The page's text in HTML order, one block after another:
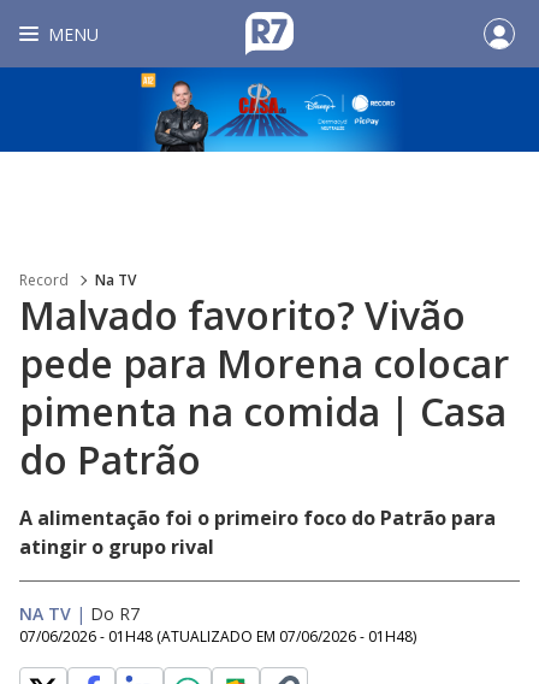
MENU
Record Na TV
Malvado favorito? Vivão
pede para Morena colocar
pimenta na comida | Casa
do Patrão
A alimentação foi o primeiro foco do Patrão para
atingir o grupo rival
NA TV | Do R7
07/06/2026 - 01H48 (ATUALIZADO EM 07/06/2026 - 01H48)